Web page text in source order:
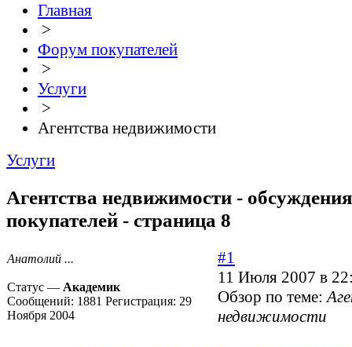
Главная
>
Форум покупателей
>
Услуги
>
Агентства недвижимости
Услуги
Агентства недвижимости - обсуждения
покупателей - страница 8
Анатолий ...
Статус — Академик
Сообщений: 1881 Регистрация: 29
Ноября 2004
#1
11 Июля 2007 в
Обзор по теме:
недвижимости